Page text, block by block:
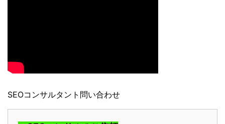
SEOコンサルタント問い合わせ